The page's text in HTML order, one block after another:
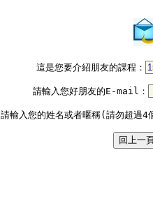
這是您要介紹朋友的課程：
請輸入您好朋友的E-mail：
請輸入您的姓名或者暱稱(請勿超過4